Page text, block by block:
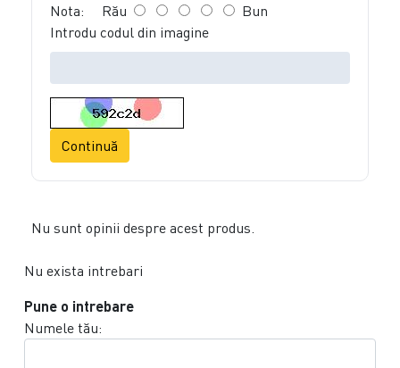
Nota: Rău
Bun
Introdu codul din imagine
Continuă
Nu sunt opinii despre acest produs.
Nu exista intrebari
Pune o intrebare
Numele tău: